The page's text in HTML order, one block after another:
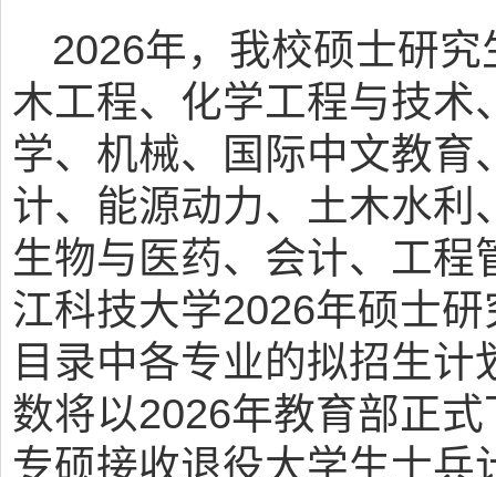
2026年，我校硕士研
木工程、化学工程与技术
学、机械、国际中文教育
计、能源动力、土木水利
生物与医药、会计、工程
江科技大学2026年硕士
目录中各专业的拟招生
数将以2026年教育部正
专硕接收退役大学生士兵